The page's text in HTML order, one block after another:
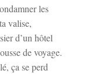
les
valise,
d’un hôtel
de voyage.
ça se perd